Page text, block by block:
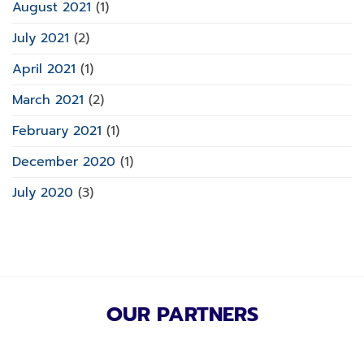
August 2021 (1)
July 2021 (2)
April 2021 (1)
March 2021 (2)
February 2021 (1)
December 2020 (1)
July 2020 (3)
OUR PARTNERS